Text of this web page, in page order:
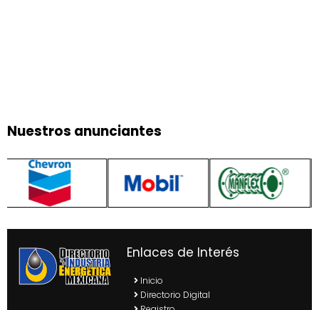
Nuestros anunciantes
Enlaces de Interés
Inicio
Directorio Digital